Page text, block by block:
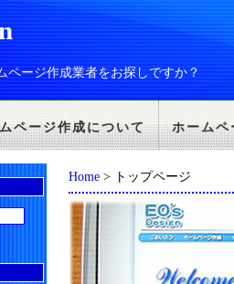
ページ作成業者をお探しですか？
ページ作成について ホームペ
Home > トップページ